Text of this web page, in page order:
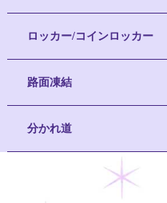
ロッカー/コインロッカー
路面凍結
分かれ道